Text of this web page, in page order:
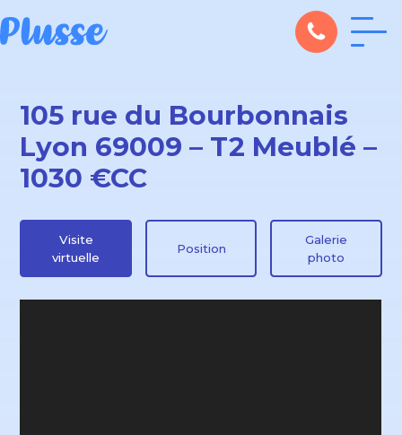
105 rue du Bourbonnais
Lyon 69009 – T2 Meublé –
1030 €CC
Visite
virtuelle
Position
Galerie
photo